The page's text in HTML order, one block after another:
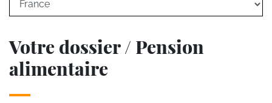
Votre dossier / Pension
alimentaire